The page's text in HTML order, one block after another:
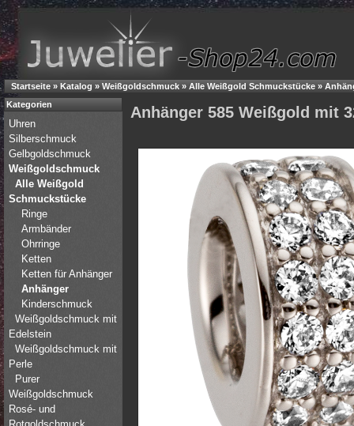
Startseite » Katalog » Weißgoldschmuck » Alle Weißgold Schmuckstücke »
Anhänger 585 Weißgold mit
Kategorien
Uhren
Silberschmuck
Gelbgoldschmuck
Weißgoldschmuck
Alle Weißgold
Schmuckstücke
Ringe
Armbänder
Ohrringe
Ketten
Ketten für Anhänger
Anhänger
Kinderschmuck
Weißgoldschmuck mit
Edelstein
Weißgoldschmuck mit
Perle
Purer
Weißgoldschmuck
Rosé- und